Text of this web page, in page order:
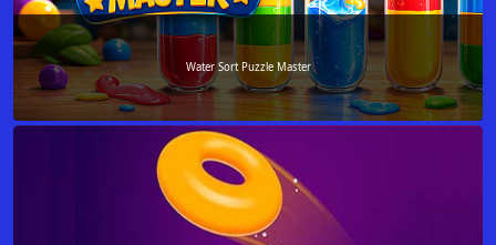
Water Sort Puzzle Master